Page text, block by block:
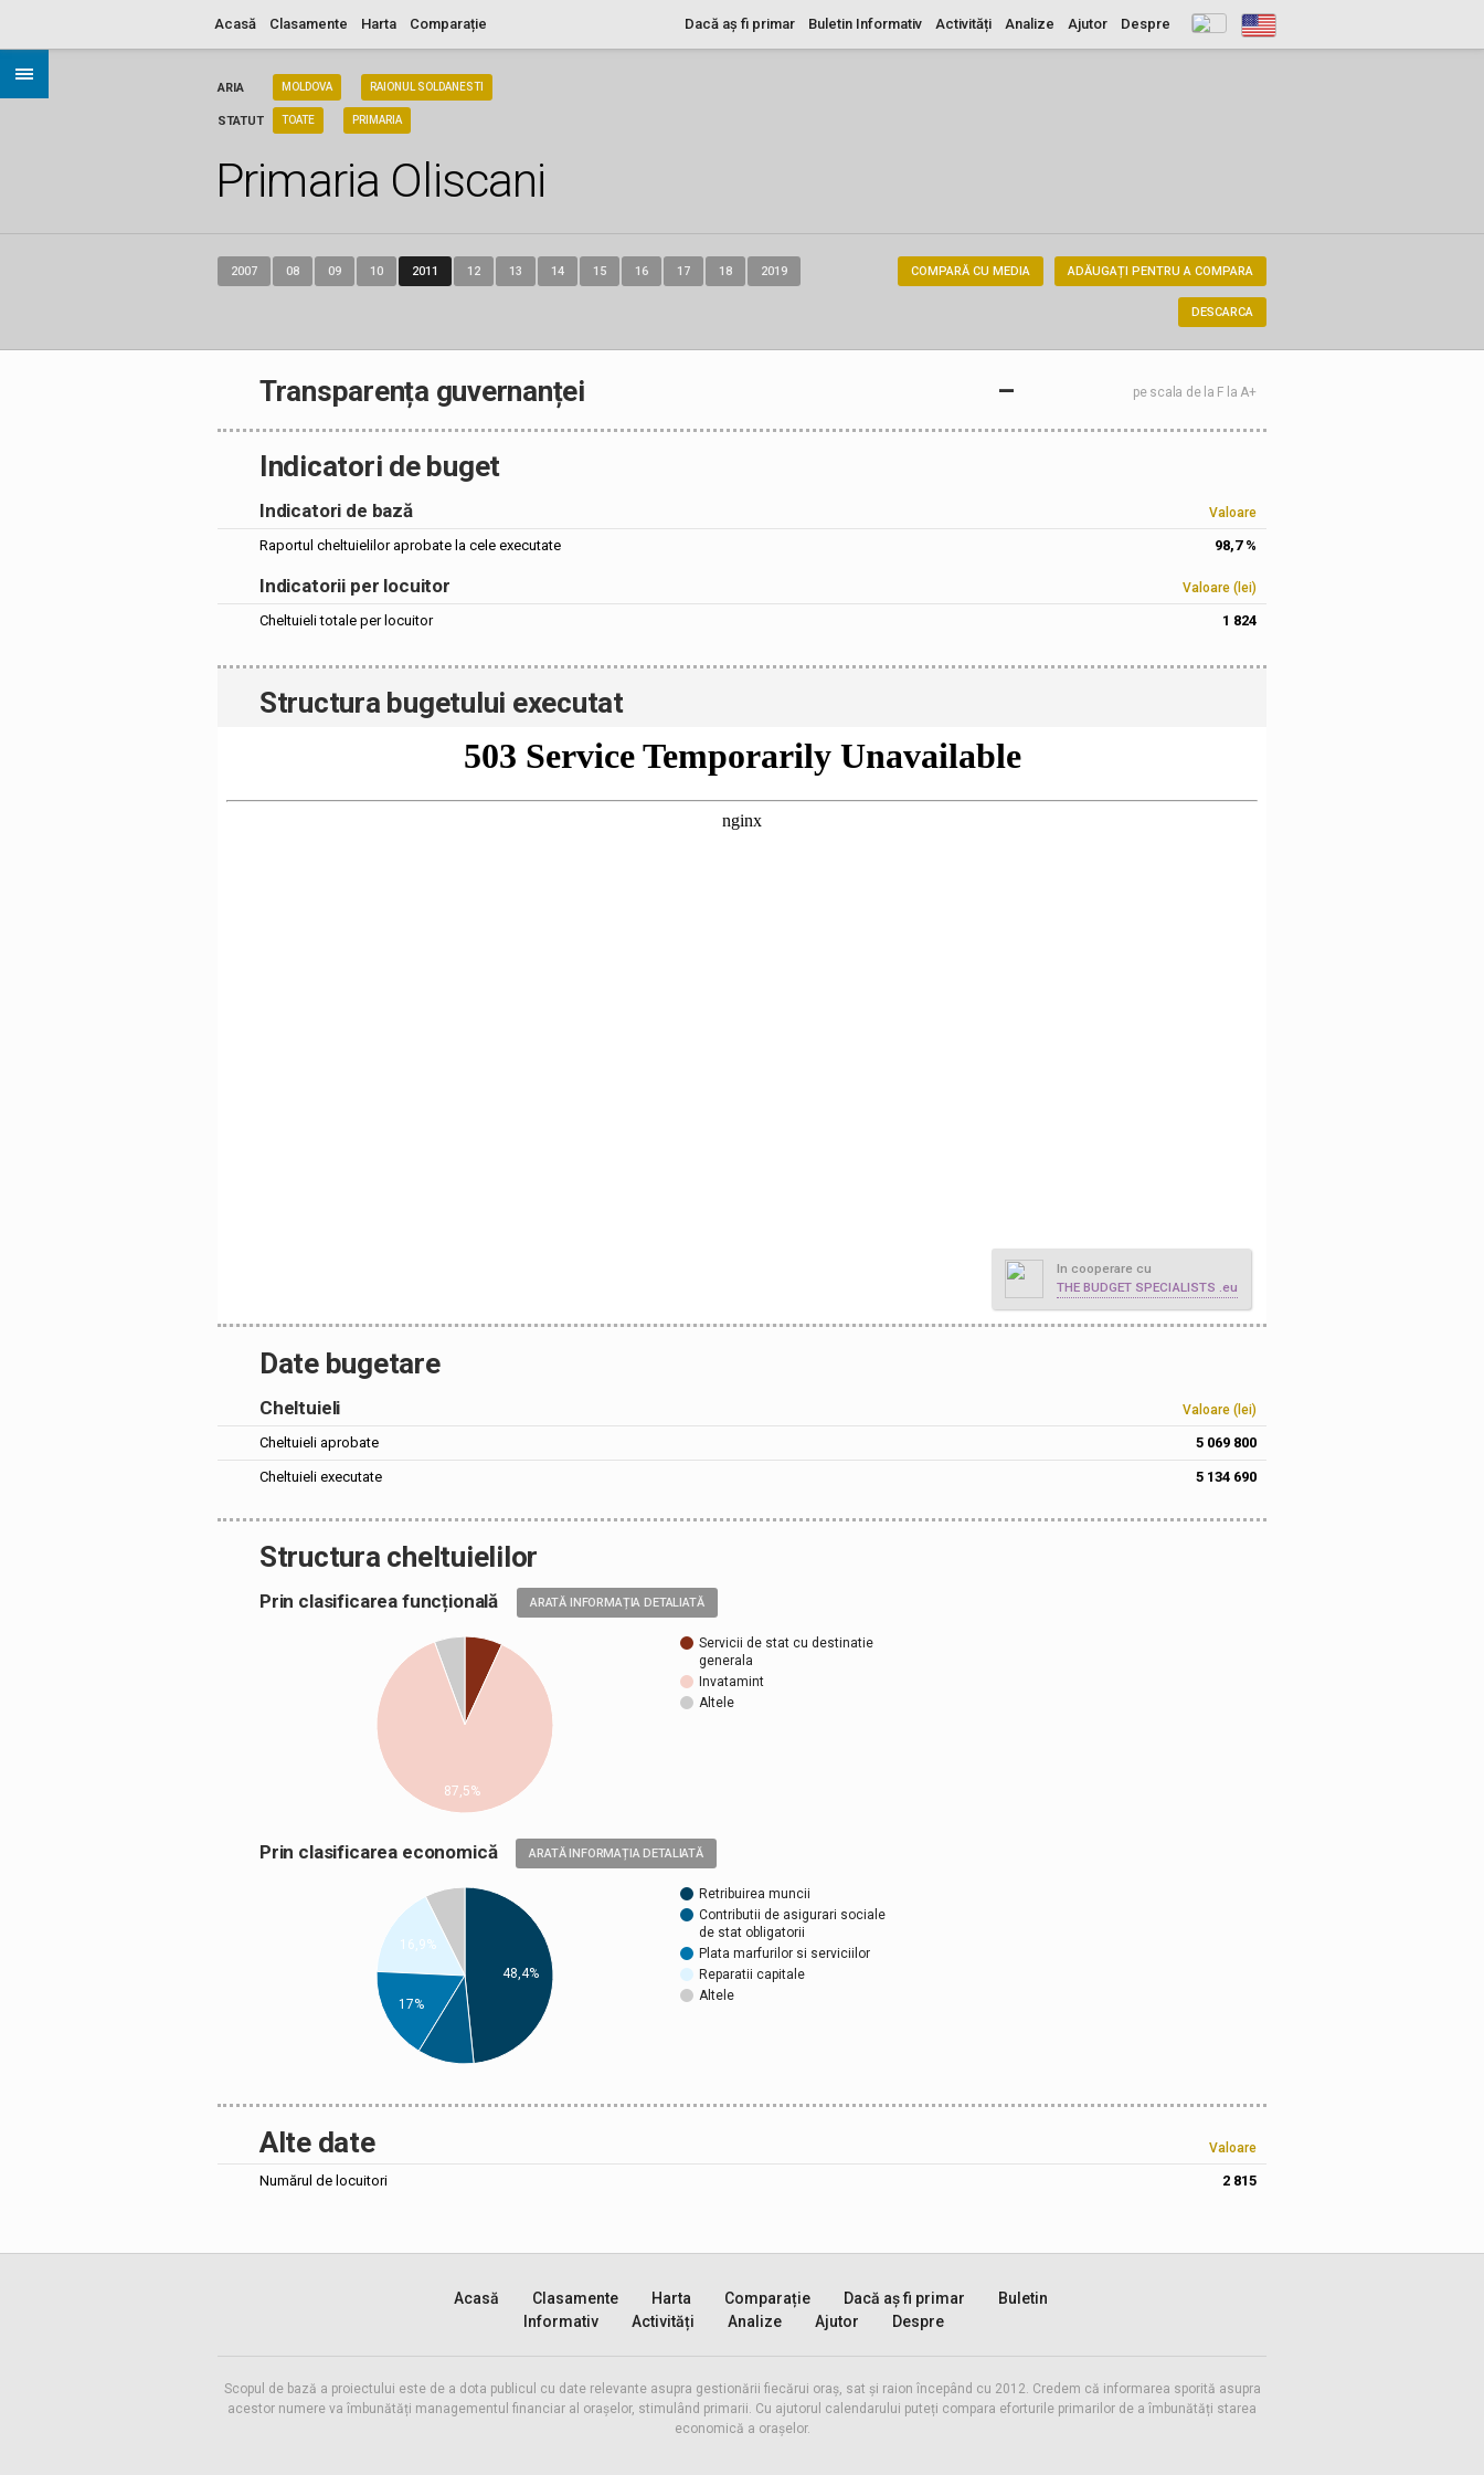
Acasă Despre
Clasamente Ajutor
Analize
Harta Activități
Buletin Informativ
Comparație Dacă aș fi primar
ARIA
STATUT
MOLDOVA RAIONUL SOLDANESTI
TOATE PRIMARIA
Primaria Oliscani
2007 08 09 10 2011 12 13 14 15 16 17 18 2019 ADĂUGAȚI PENTRU A COMPARA
COMPARĂ CU MEDIA
DESCARCA
Transparența guvernanței – pe scala de la F la A+
Indicatori de buget
Indicatori de bază Valoare
Raportul cheltuielilor aprobate la cele executate 98,7 %
Indicatorii per locuitor Valoare (lei)
Cheltuieli totale per locuitor 1 824
Structura bugetului executat
In cooperare cu
THE BUDGET SPECIALISTS .eu
Date bugetare
Cheltuieli Valoare (lei)
Cheltuieli aprobate 5 069 800
Cheltuieli executate 5 134 690
Structura cheltuielilor
Prin clasificarea funcțională ARATĂ INFORMAȚIA DETALIATĂ
Servicii de stat cu destinatie
generala
Invatamint
Altele
87,5%
Prin clasificarea economică ARATĂ INFORMAȚIA DETALIATĂ
Retribuirea muncii
Contributii de asigurari sociale
de stat obligatorii
Plata marfurilor si serviciilor
Reparatii capitale
Altele
48,4%
16,9%
17%
Alte date Valoare
Numărul de locuitori 2 815
Acasă Clasamente Harta Comparație Dacă aș fi primar
Buletin
Informativ
Activități Analize Ajutor Despre
Scopul de bază a proiectului este de a dota publicul cu date relevante asupra gestionării fiecărui oraș, sat și raion începând cu 2012. Credem că informarea sporită asupra
acestor numere va îmbunătăți managementul financiar al orașelor, stimulând primarii. Cu ajutorul calendarului puteți compara eforturile primarilor de a îmbunătăți starea
economică a orașelor.